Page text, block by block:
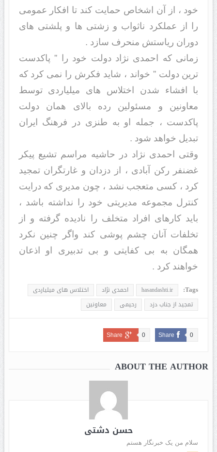
خود ، از آن اشخاص حمایت کند تا افکار عمومی
را از عملکرد ناثواب و زشتی ها و پلشتی های
دوران ریاستش منحرف سازد .
زمانی که احمدی نژاد دولت خود را ” پاکدست
ترین دولت ” خواند ، شاید فکرش را نمی کرد که
با افشاء شدن اختلاس های میلیاردی توسط
معاونین و مسئولین رده بالای همان دولت
پاکدست ، جمله او به طنزی در فرهنگ ایران
تبدیل خواهد شود .
وقتی احمدی نژاد در حاشیه مراسم تشیع پیکر
غضنفر رکن آبادی ، از دزدان و غارتگران تمجید
کرد ، کسی متعجب نشد ، چون مدیری که درایت
کنترل مجموعه مدیریتی خود را نداشته باشد ،
باید کارهای افراد متخلف را نادیده گرفته و از
تخلفات آنان چشم پوشی کند واگر چنین نکرد
همگان به بی کفایتی و بی تدبیری او اذعان
خواهند کرد .
Tags:
hasandashti.ir احمدی نژاد
اختلاس های میلیاردی
تمجید از جناب دزد
رحیمی معاونین
Share 0
Share 0
ABOUT THE AUTHOR
حسن دشتی
سلام من یک خبرنگار هستم